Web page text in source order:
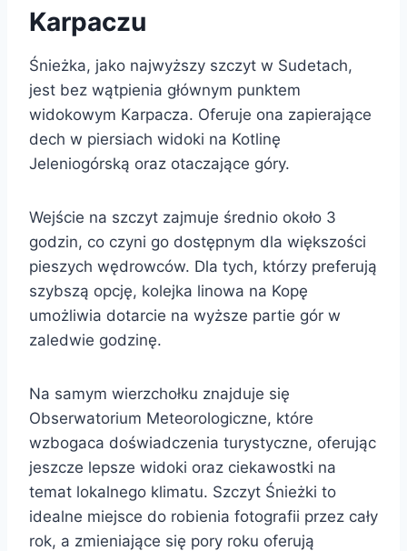
Karpaczu
Śnieżka, jako najwyższy szczyt w Sudetach,
jest bez wątpienia głównym punktem
widokowym Karpacza. Oferuje ona zapierające
dech w piersiach widoki na Kotlinę
Jeleniogórską oraz otaczające góry.
Wejście na szczyt zajmuje średnio około 3
godzin, co czyni go dostępnym dla większości
pieszych wędrowców. Dla tych, którzy preferują
szybszą opcję, kolejka linowa na Kopę
umożliwia dotarcie na wyższe partie gór w
zaledwie godzinę.
Na samym wierzchołku znajduje się
Obserwatorium Meteorologiczne, które
wzbogaca doświadczenia turystyczne, oferując
jeszcze lepsze widoki oraz ciekawostki na
temat lokalnego klimatu. Szczyt Śnieżki to
idealne miejsce do robienia fotografii przez cały
rok, a zmieniające się pory roku oferują